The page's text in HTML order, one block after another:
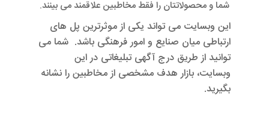
شما و محصولاتتان را فقط مخاطبین علاقمند می بینند.
این وبسایت می تواند یکی از موثرترین پل های
ارتباطی میان صنایع و امور فرهنگی باشد. شما می
توانید از طریق درج آگهی تبلیغاتی در این
وبسایت، بازار هدف مشخصی از مخاطبین را نشانه
بگیرید.